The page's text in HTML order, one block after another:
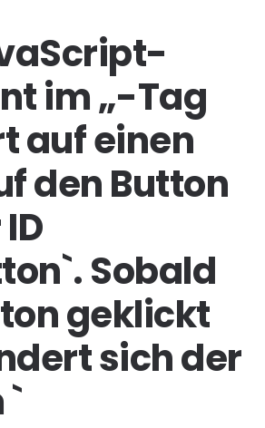
im „-Tag
auf einen
den Button
Sobald
geklickt
sich der